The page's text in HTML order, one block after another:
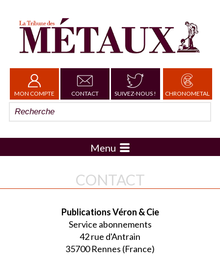
MON COMPTE CONTACT SUIVEZ-NOUS ! CHRONOMETAL
Menu
CONTACT
Publications Véron & Cie
Service abonnements
42 rue d'Antrain
35700 Rennes (France)